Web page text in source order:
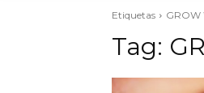
Etiquetas GROW
Tag: